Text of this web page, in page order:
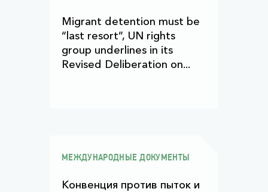
Migrant detention must be
“last resort”, UN rights
group underlines in its
Revised Deliberation on...
МЕЖДУНАРОДНЫЕ ДОКУМЕНТЫ
Конвенция против пыток и